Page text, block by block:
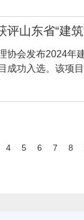
山东省“建
协会发布2024年
成功入选。该项
4 5 6 7 8